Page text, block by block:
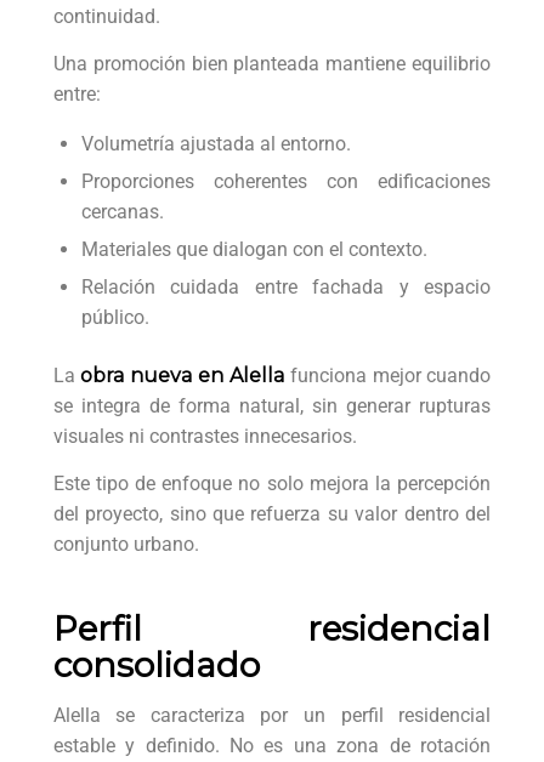
continuidad.
Una promoción bien planteada mantiene equilibrio
entre:
Volumetría ajustada al entorno.
Proporciones coherentes con edificaciones
cercanas.
Materiales que dialogan con el contexto.
Relación cuidada entre fachada y espacio
público.
Laobra nueva en Alellafunciona mejor cuando
se integra de forma natural, sin generar rupturas
visuales ni contrastes innecesarios.
Este tipo de enfoque no solo mejora la percepción
del proyecto, sino que refuerza su valor dentro del
conjunto urbano.
Perfil residencial
consolidado
Alella se caracteriza por un perfil residencial
estable y definido. No es una zona de rotación